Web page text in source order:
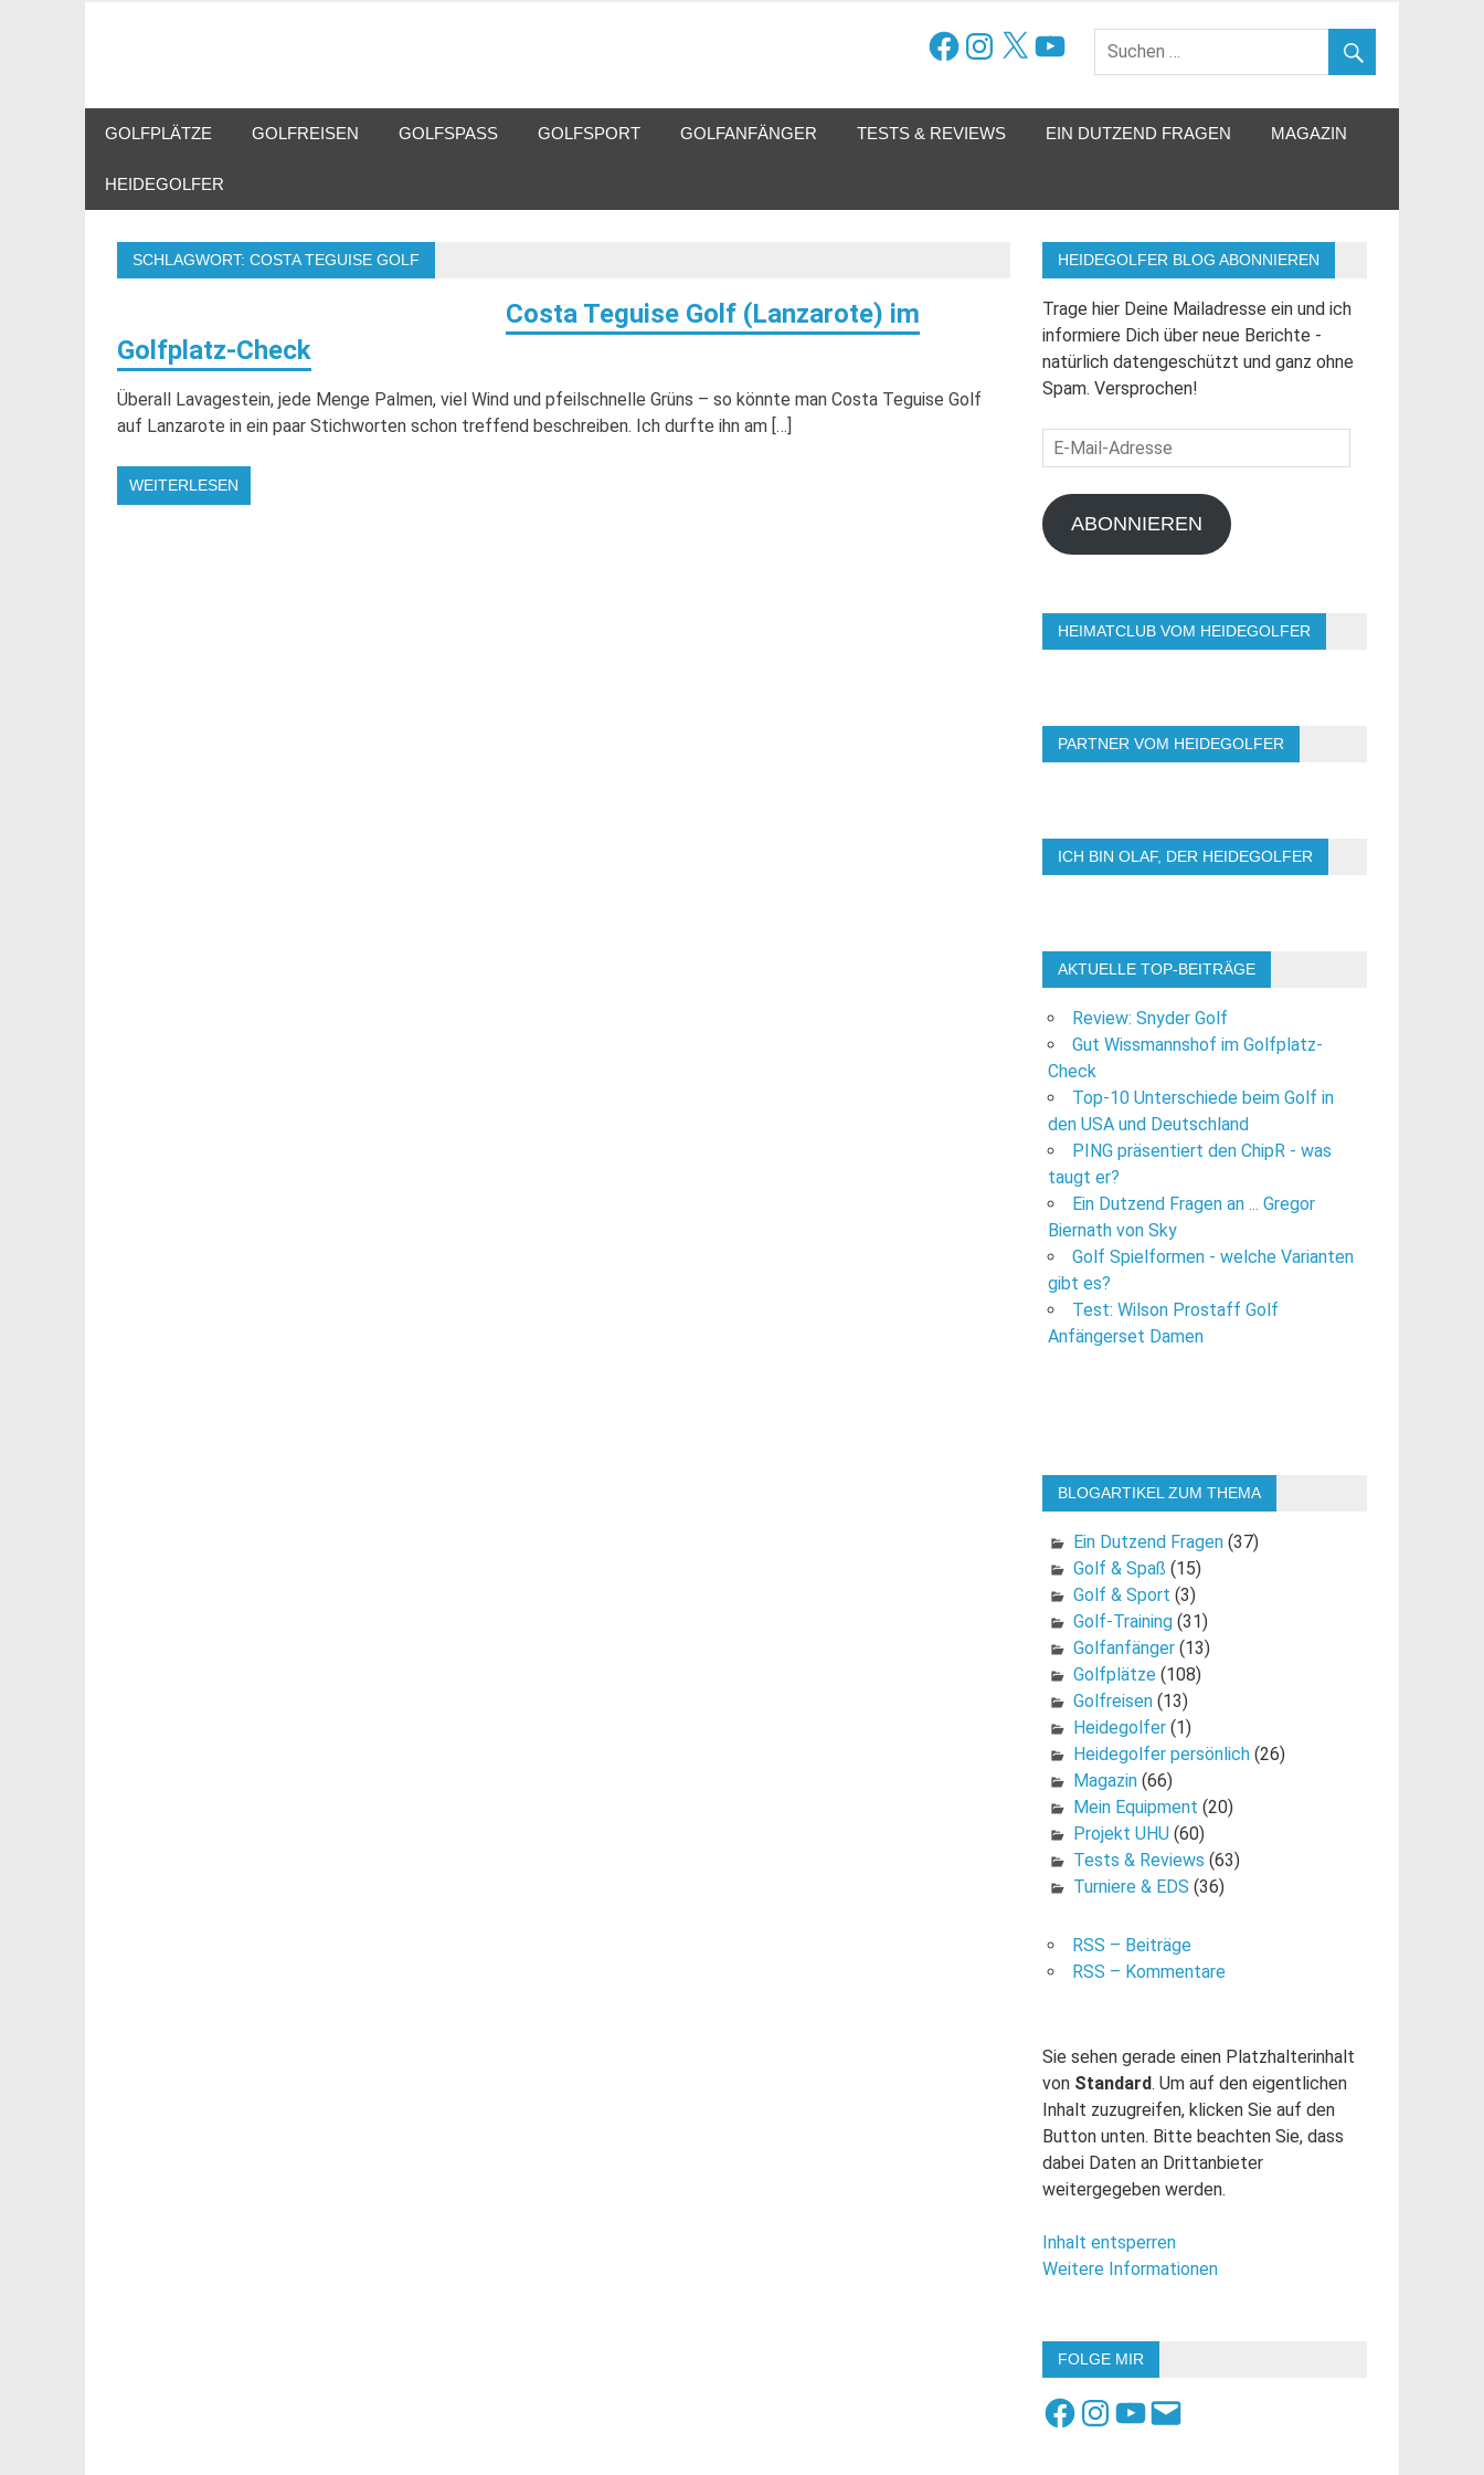
FacebookInstagram
X YouTube
GOLFPLÄTZE GOLFREISEN GOLFSPASS GOLFSPORT GOLFANFÄNGER TESTS & REVIEWS EIN DUTZEND FRAGEN MAGAZIN
HEIDEGOLFER
SCHLAGWORT: COSTA TEGUISE GOLF
Costa Teguise Golf (Lanzarote) im
Golfplatz-Check
Überall Lavagestein, jede Menge Palmen, viel Wind und pfeilschnelle Grüns – so könnte man Costa Teguise Golf
auf Lanzarote in ein paar Stichworten schon treffend beschreiben. Ich durfte ihn am […]
WEITERLESEN
HEIDEGOLFER BLOG ABONNIEREN
Trage hier Deine Mailadresse ein und ich
informiere Dich über neue Berichte -
natürlich datengeschützt und ganz ohne
Spam. Versprochen!
E-
Mail-
Adresse
ABONNIEREN
HEIMATCLUB VOM HEIDEGOLFER
PARTNER VOM HEIDEGOLFER
ICH BIN OLAF, DER HEIDEGOLFER
AKTUELLE TOP-BEITRÄGE
Review: Snyder Golf
Gut Wissmannshof im Golfplatz-
Check
Top-10 Unterschiede beim Golf in
den USA und Deutschland
PING präsentiert den ChipR - was
taugt er?
Ein Dutzend Fragen an ... Gregor
Biernath von Sky
Golf Spielformen - welche Varianten
gibt es?
Test: Wilson Prostaff Golf
Anfängerset Damen
BLOGARTIKEL ZUM THEMA
Ein Dutzend Fragen(37)
Golf & Spaß (15)
Golf & Sport (3)
Golf-Training(31)
Golfanfänger(13)
Golfplätze(108)
Golfreisen(13)
Heidegolfer(1)
Heidegolfer persönlich(26)
Magazin(66)
Mein Equipment (20)
Projekt UHU(60)
Tests & Reviews (63)
Turniere & EDS (36)
RSS – Beiträge
RSS – Kommentare
Sie sehen gerade einen Platzhalterinhalt
von Standard. Um auf den eigentlichen
Inhalt zuzugreifen, klicken Sie auf den
Button unten. Bitte beachten Sie, dass
dabei Daten an Drittanbieter
weitergegeben werden.
Inhalt entsperren
Weitere Informationen
FOLGE MIR
FacebookInstagram
YouTube
E-
Mail